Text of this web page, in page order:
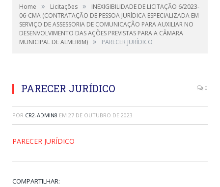
Home » Licitações »
INEXIGIBILIDADE DE LICITAÇÃO 6/2023-
06-CMA (CONTRATAÇÃO DE PESSOA JURÍDICA ESPECIALIZADA EM
SERVIÇO DE ASSESSORIA DE COMUNICAÇÃO PARA AUXILIAR NO
DESENVOLVIMENTO DAS AÇÕES PREVISTAS PARA A CÂMARA
MUNICIPAL DE ALMEIRIM) » PARECER JURÍDICO
PARECER JURÍDICO 0
POR CR2-ADMIN8 EM 27 DE OUTUBRO DE 2023
PARECER JURÍDICO
COMPARTILHAR: